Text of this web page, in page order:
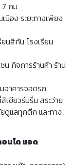
กม.
อง ระยะทางเพียง
นสีกัน โรงเรียน
กิจการร้านค้า ร้าน
อาคารจอดรถ
ขียวร่มรื่น สระว่าย
ดูแลทุกตึก และทาง
อนโด แอด